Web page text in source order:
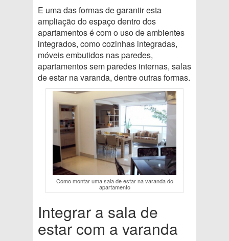
E uma das formas de garantir esta
ampliação do espaço dentro dos
apartamentos é com o uso de ambientes
integrados, como cozinhas integradas,
móveis embutidos nas paredes,
apartamentos sem paredes internas, salas
de estar na varanda, dentre outras formas.
Como montar uma sala de estar na varanda do
apartamento
Integrar a sala de
estar com a varanda